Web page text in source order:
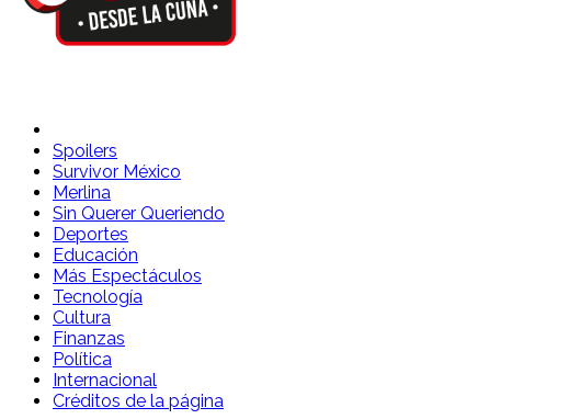
Spoilers Desde la Cuna
Sitio con información sobre series, película, reality shows y telenovelas
Spoilers
Survivor México
Merlina
Sin Querer Queriendo
Deportes
Educación
Más Espectáculos
Tecnología
Cultura
Finanzas
Política
Internacional
Créditos de la página